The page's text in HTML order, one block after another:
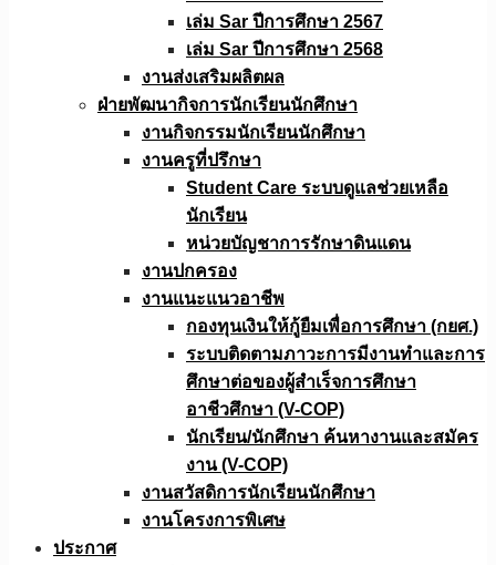
เล่ม Sar ปีการศึกษา 2567
เล่ม Sar ปีการศึกษา 2568
งานส่งเสริมผลิตผล
ฝ่ายพัฒนากิจการนักเรียนนักศึกษา
งานกิจกรรมนักเรียนนักศึกษา
งานครูที่ปรึกษา
Student Care ระบบดูแลช่วยเหลือ
นักเรียน
หน่วยบัญชาการรักษาดินแดน
งานปกครอง
งานแนะแนวอาชีพ
กองทุนเงินให้กู้ยืมเพื่อการศึกษา (กยศ.)
ระบบติดตามภาวะการมีงานทำและการ
ศึกษาต่อของผู้สำเร็จการศึกษา
อาชีวศึกษา (V-COP)
นักเรียน/นักศึกษา ค้นหางานและสมัคร
งาน (V-COP)
งานสวัสดิการนักเรียนนักศึกษา
งานโครงการพิเศษ
ประกาศ